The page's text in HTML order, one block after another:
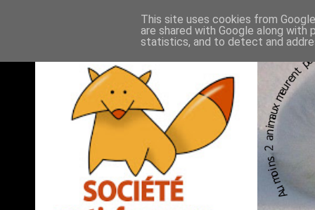
This site uses cookies from
are shared with Google along
statistics, and to detect and